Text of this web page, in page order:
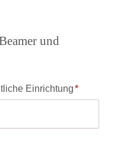
und
Einrichtung*